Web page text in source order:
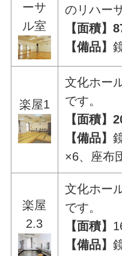
ーサ
ル室
のリハー
【面積】
【備品】
楽屋1
文化ホー
です。
【面積】
【備品】
×6、座布
楽屋
2.3
文化ホー
です。
【面積】
【備品】